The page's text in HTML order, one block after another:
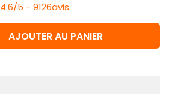
4.6/5 - 9126avis
AJOUTER AU PANIER